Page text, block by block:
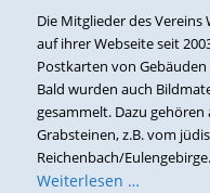
Die Mitglieder des Vereins
auf ihrer Webseite seit
Postkarten von Gebäuden
Bald wurden auch
gesammelt. Dazu
Grabsteinen, z.B. vom
Reichenbach/
Weiterlesen …